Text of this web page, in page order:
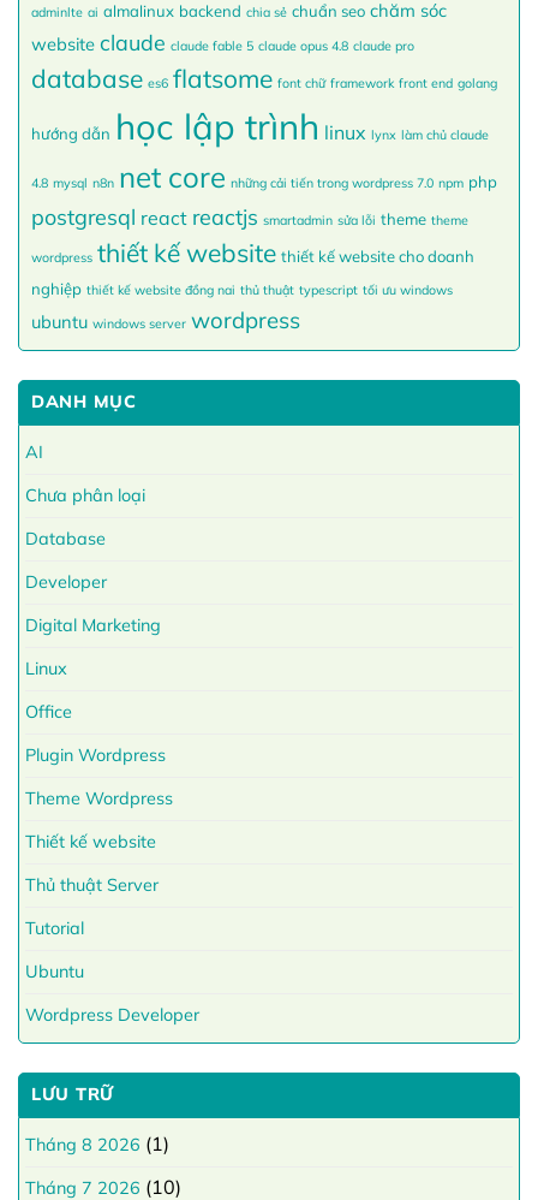
adminlte ai almalinux backend chia sẻ chuẩn seo chăm sóc
website claude claude fable 5 claude opus 4.8 claude pro
database es6 flatsome font chữ framework front end golang
hướng dẫn học lập trình linux lynx làm chủ claude
4.8 mysql n8n net core những cải tiến trong wordpress 7.0 npm php
postgresql react reactjs smartadmin sửa lỗi theme theme
wordpress thiết kế website thiết kế website cho doanh
nghiệp thiết kế website đồng nai thủ thuật typescript tối ưu windows
ubuntu windows server wordpress
DANH MỤC
AI
Chưa phân loại
Database
Developer
Digital Marketing
Linux
Office
Plugin Wordpress
Theme Wordpress
Thiết kế website
Thủ thuật Server
Tutorial
Ubuntu
Wordpress Developer
LƯU TRỮ
Tháng 8 2026 (1)
Tháng 7 2026 (10)